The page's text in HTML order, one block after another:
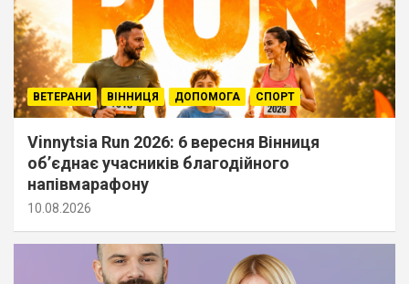
ВЕТЕРАНИ ВІННИЦЯ ДОПОМОГА СПОРТ
Vinnytsia Run 2026: 6 вересня Вінниця
об’єднає учасників благодійного
напівмарафону
10.08.2026